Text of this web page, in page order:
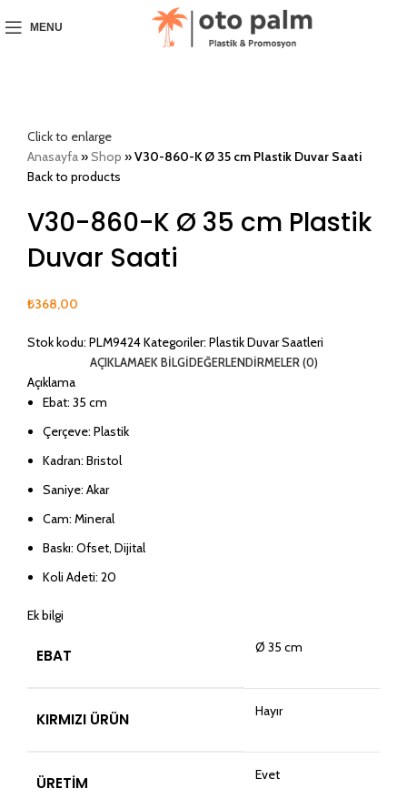
MENU
Click to enlarge
Anasayfa»Shop »V30-860-K Ø 35 cm Plastik Duvar Saati
Back to products
V30-860-K Ø 35 cm Plastik
Duvar Saati
₺368,00
Stok kodu: PLM9424Kategoriler: Plastik Duvar Saatleri
AÇIKLAMAEK BILGIDEĞERLENDIRMELER (0)
Açıklama
Ebat: 35 cm
Çerçeve: Plastik
Kadran: Bristol
Saniye: Akar
Cam: Mineral
Baskı: Ofset, Dijital
Koli Adeti: 20
Ek bilgi
EBAT Ø 35 cm
KIRMIZI ÜRÜN Hayır
ÜRETIM Evet